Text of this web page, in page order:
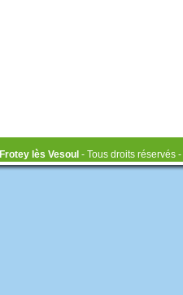
Frotey lès Vesoul - Tous droits réservés